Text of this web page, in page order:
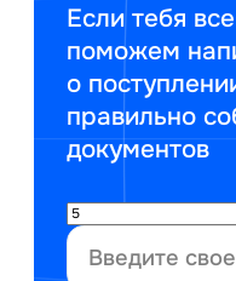
Если тебя
поможем
о
правильно
документов